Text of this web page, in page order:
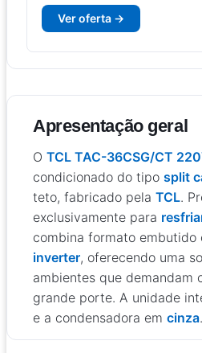
Ver oferta →
Apresentação geral
O TCL TAC-36CSG/CT
condicionado do tipo split
teto, fabricado pela TCL.
exclusivamente para
combina formato embutido
inverter, oferecendo uma
ambientes que demandam
grande porte. A unidade
e a condensadora em cinza.